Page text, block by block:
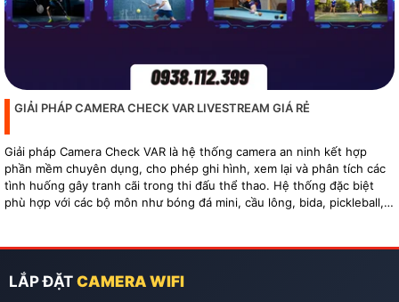
GIẢI PHÁP CAMERA CHECK VAR LIVESTREAM GIÁ RẺ
Giải pháp Camera Check VAR là hệ thống camera an ninh kết hợp
phần mềm chuyên dụng, cho phép ghi hình, xem lại và phân tích các
tình huống gây tranh cãi trong thi đấu thể thao. Hệ thống đặc biệt
phù hợp với các bộ môn như bóng đá mini, cầu lông, bida, pickleball,
LẮP ĐẶT CAMERA WIFI